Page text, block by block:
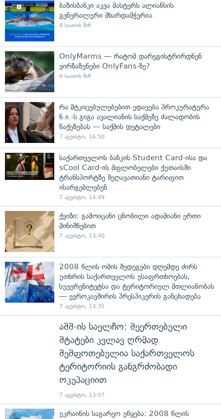
ბაზისბანკი აკვა მასტერს ალიანსის
გენერალური მხარდამჭერია
4 საათის წინ
OnlyMarms — რატომ დარეგისტრირდნენ
ვირზაზუნები OnlyFans-ზე?
4 საათის წინ
რა მტკიცებულებებით ედავება პროკურატურა
ნ.ი.-ს გიგა ავალიანის საქმეზე ძალადობის
წაქეზებას — საქმის დეტალები
7 აგვისტო, 16:50
საქართველოს ბანკის Student Card-ისა და
sCool Card-ის მფლობელები ქუთაისში
ტრანსპორტზე შეღავათიანი ტარიფით
ისარგებლებენ
7 აგვისტო, 14:49
ქვიზი: გამოიცანი ცნობილი ადამიანი ერთი
მინიშნებით
7 აგვისტო, 13:40
2008 წლის ომის შედეგები დღემდე ძირს
უთხრის საქართველოს უსაფრთხოებას,
სუვერენიტეტსა და ტერიტორიულ მთლიანობას
— ევროკავშირის პრესპიკერის განცხადება
7 აგვისტო, 13:35
აშშ-ის საელჩო: შეერთებული
შტატები კვლავ ღრმად
შეშფოთებულია საქართველოს
ტერიტორიის განგრძობადი
ოკუპაციით
7 აგვისტო, 13:07
უკრაინის საგარეო უწყება: 2008 წლის